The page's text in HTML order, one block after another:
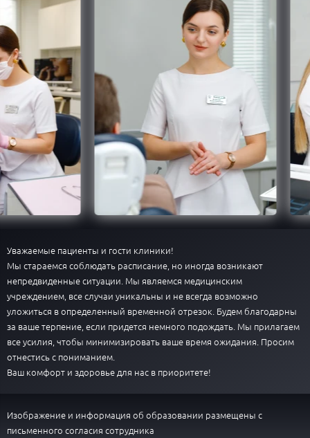
Уважаемые пациенты и гости клиники!
Мы стараемся соблюдать расписание, но иногда возникают
непредвиденные ситуации. Мы являемся медицинским
учреждением, все случаи уникальны и не всегда возможно
уложиться в определенный временной отрезок. Будем благодарны
за ваше терпение, если придется немного подождать. Мы прилагаем
все усилия, чтобы минимизировать ваше время ожидания. Просим
отнестись с пониманием.
Ваш комфорт и здоровье для нас в приоритете!
Изображение и информация об образовании размещены с
письменного согласия сотрудника